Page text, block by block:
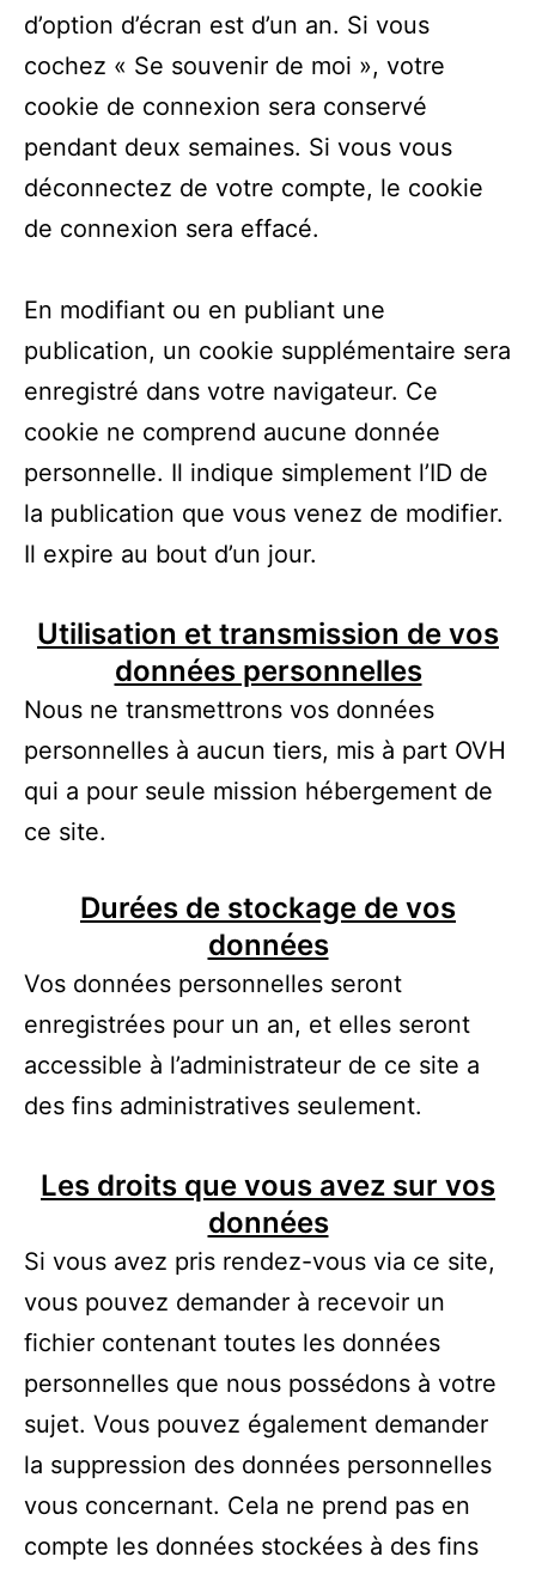
d’option d’écran est d’un an. Si vous
cochez « Se souvenir de moi », votre
cookie de connexion sera conservé
pendant deux semaines. Si vous vous
déconnectez de votre compte, le cookie
de connexion sera effacé.
En modifiant ou en publiant une
publication, un cookie supplémentaire sera
enregistré dans votre navigateur. Ce
cookie ne comprend aucune donnée
personnelle. Il indique simplement l’ID de
la publication que vous venez de modifier.
Il expire au bout d’un jour.
Utilisation et transmission de vos
données personnelles
Nous ne transmettrons vos données
personnelles à aucun tiers, mis à part OVH
qui a pour seule mission hébergement de
ce site.
Durées de stockage de vos
données
Vos données personnelles seront
enregistrées pour un an, et elles seront
accessible à l’administrateur de ce site a
des fins administratives seulement.
Les droits que vous avez sur vos
données
Si vous avez pris rendez-vous via ce site,
vous pouvez demander à recevoir un
fichier contenant toutes les données
personnelles que nous possédons à votre
sujet. Vous pouvez également demander
la suppression des données personnelles
vous concernant. Cela ne prend pas en
compte les données stockées à des fins